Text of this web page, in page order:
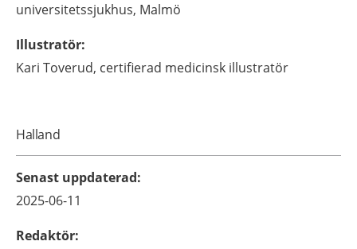
universitetssjukhus, Malmö
Illustratör:
Kari Toverud, certifierad medicinsk illustratör
Halland
Senast uppdaterad:
2025-06-11
Redaktör: